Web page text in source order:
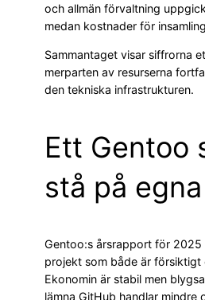
och allmän förvaltning
medan kostnader för
Sammantaget visar siffrorna
merparten av resurserna
den tekniska infrastrukturen.
Ett Gentoo
stå på
Gentoo:s årsrapport för 2025
projekt som både är försiktigt
Ekonomin är stabil men
lämna GitHub handlar mindre